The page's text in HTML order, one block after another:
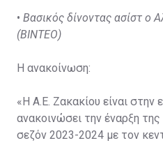
• Βασικός δίνοντας ασίστ ο
(ΒΙΝΤΕΟ)
Η ανακοίνωση:
«Η Α.Ε. Ζακακίου είναι στην
ανακοινώσει την έναρξη
σεζόν 2023-2024 με τον